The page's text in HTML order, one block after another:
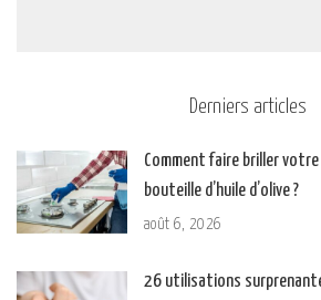
Derniers articles
Comment faire briller votre
bouteille d’huile d’olive ?
août 6, 2026
26 utilisations